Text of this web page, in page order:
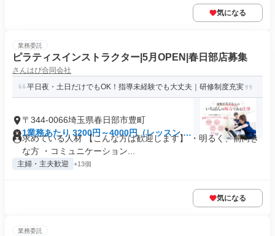
気になる
業務委託
ピラティスインストラクター|5月OPEN|春日部店募集
さんはぴ合同会社
平日夜・土日だけでもOK！指導未経験でも大丈夫｜研修制度充実
〒344-0066埼玉県春日部市豊町
1業務あたり 3200円～4000円（レッスン 60
分）
求めている人材 【こんな方は歓迎します】 ・明るく、前向き
な方 ・コミュニケーション...
主婦・主夫歓迎 +13個
気になる
業務委託